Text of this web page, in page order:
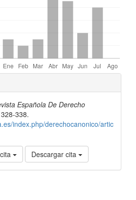
Española De Derecho
338.
index.php/derechocanonico/artic
Descargar cita